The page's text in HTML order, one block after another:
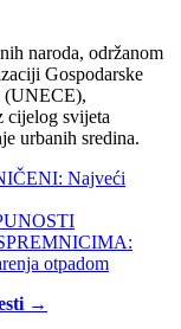
naroda, održanom
Gospodarske
(UNECE),
cijelog svijeta
urbanih sredina.
Najveći
otpadom
→